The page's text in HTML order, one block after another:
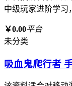
中级玩家进阶学习
￥0.00平台
未分类
吸血鬼爬行者